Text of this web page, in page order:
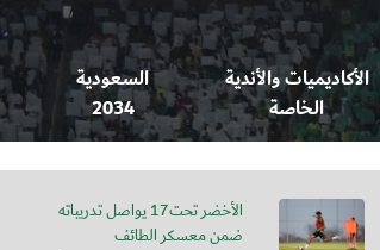
الأكاديميات والأندية
الخاصة
السعودية
2034
الأخضر تحت17 يواصل تدريباته
ضمن معسكر الطائف